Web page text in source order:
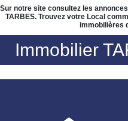
Sur notre site consultez les
TARBES. Trouvez votre Local
immobilières
Immobilier